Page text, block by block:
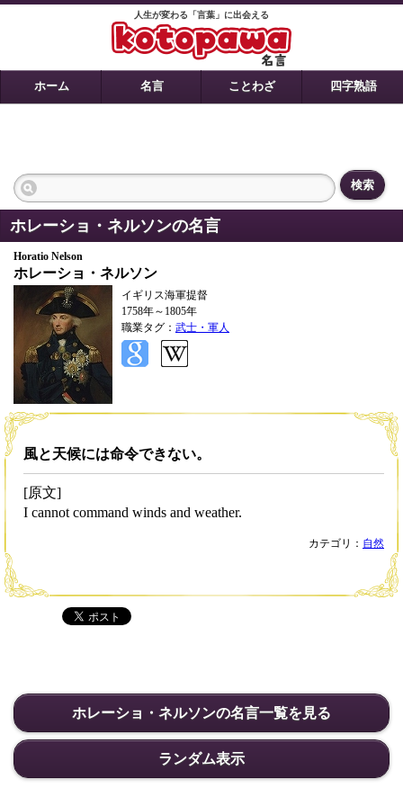
人生が変わる「言葉」に出会える
ホーム 名言 ことわざ 四字熟語
検索
ホレーショ・ネルソンの名言
Horatio Nelson
ホレーショ・ネルソン
イギリス海軍提督
1758年～1805年
職業タグ： 武士・軍人
風と天候には命令できない。
[原文]
I cannot command winds and weather.
カテゴリ： 自然
ホレーショ・ネルソンの名言一覧を見る
ランダム表示